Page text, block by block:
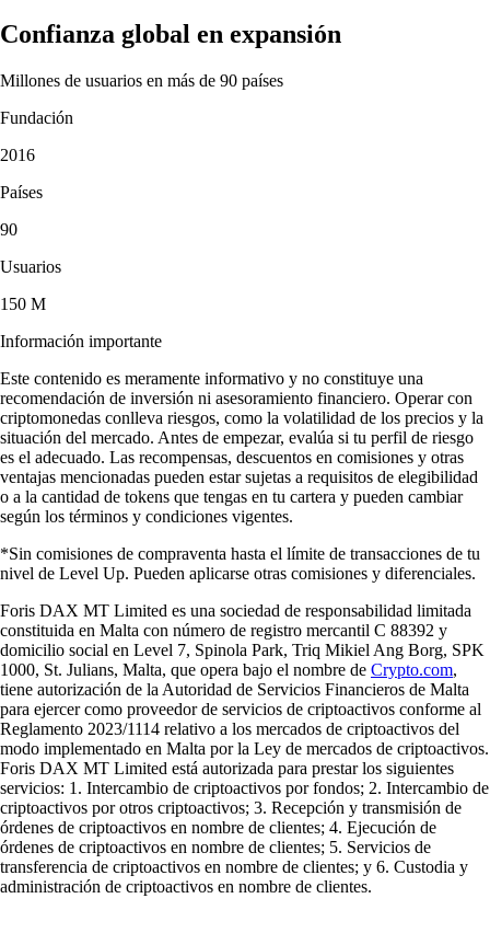
Confianza global en expansión
Millones de usuarios en más de 90 países
Fundación
2016
Países
90
Usuarios
150 M
Información importante
Este contenido es meramente informativo y no constituye una
recomendación de inversión ni asesoramiento financiero. Operar con
criptomonedas conlleva riesgos, como la volatilidad de los precios y la
situación del mercado. Antes de empezar, evalúa si tu perfil de riesgo
es el adecuado. Las recompensas, descuentos en comisiones y otras
ventajas mencionadas pueden estar sujetas a requisitos de elegibilidad
o a la cantidad de tokens que tengas en tu cartera y pueden cambiar
según los términos y condiciones vigentes.
*Sin comisiones de compraventa hasta el límite de transacciones de tu
nivel de Level Up. Pueden aplicarse otras comisiones y diferenciales.
Foris DAX MT Limited es una sociedad de responsabilidad limitada
constituida en Malta con número de registro mercantil C 88392 y
domicilio social en Level 7, Spinola Park, Triq Mikiel Ang Borg, SPK
1000, St. Julians, Malta, que opera bajo el nombre de Crypto.com,
tiene autorización de la Autoridad de Servicios Financieros de Malta
para ejercer como proveedor de servicios de criptoactivos conforme al
Reglamento 2023/1114 relativo a los mercados de criptoactivos del
modo implementado en Malta por la Ley de mercados de criptoactivos.
Foris DAX MT Limited está autorizada para prestar los siguientes
servicios: 1. Intercambio de criptoactivos por fondos; 2. Intercambio de
criptoactivos por otros criptoactivos; 3. Recepción y transmisión de
órdenes de criptoactivos en nombre de clientes; 4. Ejecución de
órdenes de criptoactivos en nombre de clientes; 5. Servicios de
transferencia de criptoactivos en nombre de clientes; y 6. Custodia y
administración de criptoactivos en nombre de clientes.